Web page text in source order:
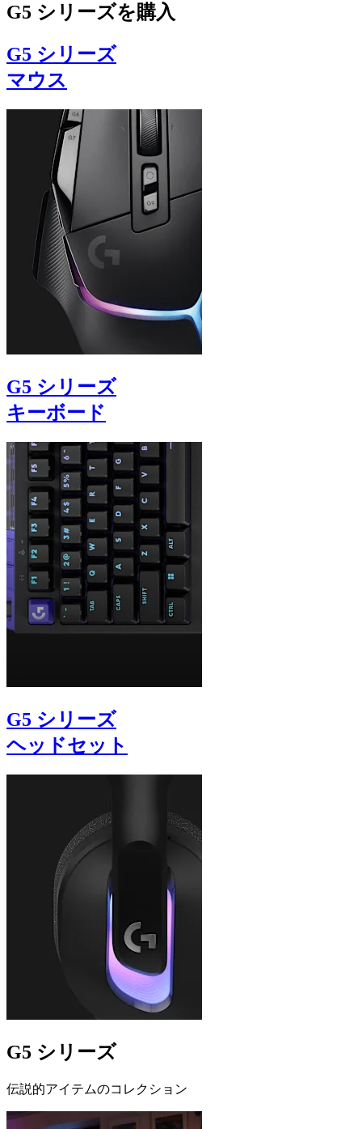
G5 シリーズを購入
G5 シリーズ
マウス
G5 シリーズ
キーボード
G5 シリーズ
ヘッドセット
G5 シリーズ
伝説的アイテムのコレクション